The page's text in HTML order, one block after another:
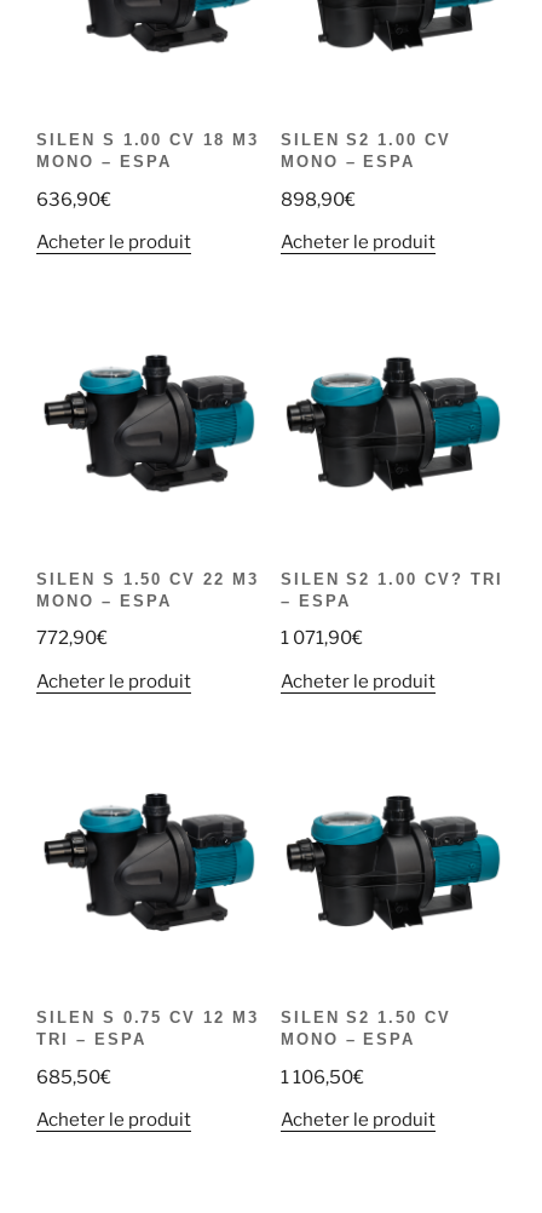
SILEN S 1.00 CV 18 M3
MONO – ESPA
636,90€
Acheter le produit
SILEN S2 1.00 CV
MONO – ESPA
898,90€
Acheter le produit
SILEN S 1.50 CV 22 M3
MONO – ESPA
772,90€
Acheter le produit
SILEN S2 1.00 CV? TRI
– ESPA
1 071,90€
Acheter le produit
SILEN S 0.75 CV 12 M3
TRI – ESPA
685,50€
Acheter le produit
SILEN S2 1.50 CV
MONO – ESPA
1 106,50€
Acheter le produit